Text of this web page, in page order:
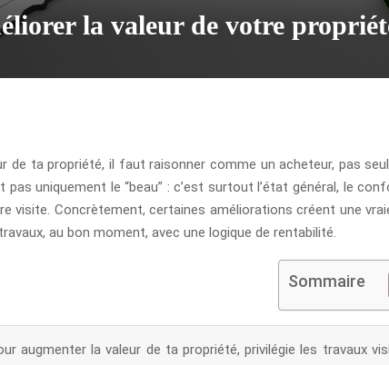
la valeur de votre
de ta propriété, il faut raisonner comme un acheteur, pas
pas uniquement le “beau” : c’est surtout l’état général, le
visite. Concrètement, certaines améliorations créent une
au bon moment, avec une logique de rentabilité.
Sommaire
augmenter la valeur de ta propriété, privilégie les travaux